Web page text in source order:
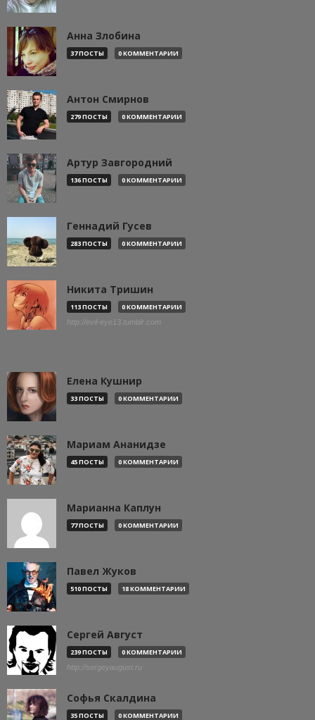
Анна Злобина
37 ПОСТЫ 0 КОММЕНТАРИИ
Антон Смирнов
279 ПОСТЫ 0 КОММЕНТАРИИ
Артур Завгородний
136 ПОСТЫ 0 КОММЕНТАРИИ
Геннадий Гусев
283 ПОСТЫ 0 КОММЕНТАРИИ
Никита Тришин
113 ПОСТЫ 0 КОММЕНТАРИИ
http://evil-eye13.tumblr.com
Елена Кушнир
33 ПОСТЫ 0 КОММЕНТАРИИ
Мариам Ананидзе
45 ПОСТЫ 0 КОММЕНТАРИИ
Марианна Каплун
77 ПОСТЫ 0 КОММЕНТАРИИ
Павел Жуков
510 ПОСТЫ 18 КОММЕНТАРИИ
Сергей Август
239 ПОСТЫ 0 КОММЕНТАРИИ
http://sergeyaugust.ru
Софья Скалдина
35 ПОСТЫ 0 КОММЕНТАРИИ